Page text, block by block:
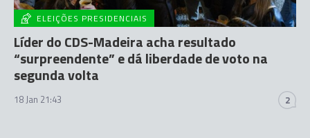
ELEIÇÕES PRESIDENCIAIS
Líder do CDS-Madeira acha resultado
“surpreendente” e dá liberdade de voto na
segunda volta
18 Jan 21:43 2